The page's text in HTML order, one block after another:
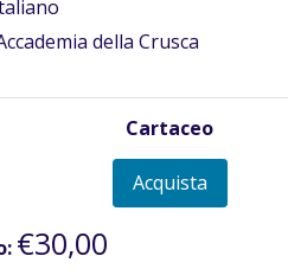
della Crusca
Cartaceo
Acquista
€30,00